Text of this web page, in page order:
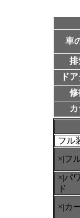
車
排
ド
修
フル
×|フ
×|パ
ド
×|カ